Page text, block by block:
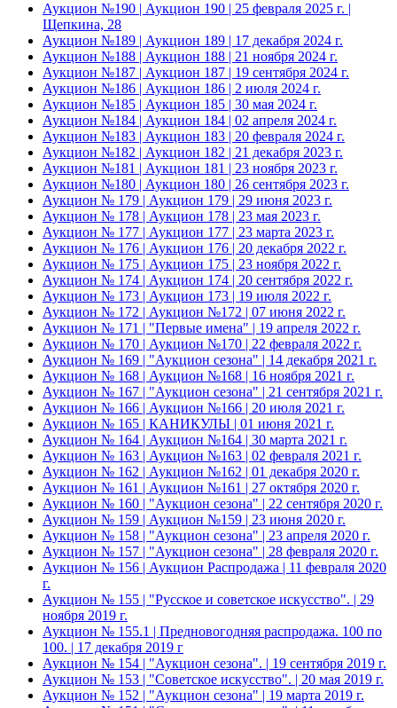
Аукцион №190 | Аукцион 190 | 25 февраля 2025 г. |
Щепкина, 28
Аукцион №189 | Аукцион 189 | 17 декабря 2024 г.
Аукцион №188 | Аукцион 188 | 21 ноября 2024 г.
Аукцион №187 | Аукцион 187 | 19 сентября 2024 г.
Аукцион №186 | Аукцион 186 | 2 июля 2024 г.
Аукцион №185 | Аукцион 185 | 30 мая 2024 г.
Аукцион №184 | Аукцион 184 | 02 апреля 2024 г.
Аукцион №183 | Аукцион 183 | 20 февраля 2024 г.
Аукцион №182 | Аукцион 182 | 21 декабря 2023 г.
Аукцион №181 | Аукцион 181 | 23 ноября 2023 г.
Аукцион №180 | Аукцион 180 | 26 сентября 2023 г.
Аукцион № 179 | Аукцион 179 | 29 июня 2023 г.
Аукцион № 178 | Аукцион 178 | 23 мая 2023 г.
Аукцион № 177 | Аукцион 177 | 23 марта 2023 г.
Аукцион № 176 | Аукцион 176 | 20 декабря 2022 г.
Аукцион № 175 | Аукцион 175 | 23 ноября 2022 г.
Аукцион № 174 | Аукцион 174 | 20 сентября 2022 г.
Аукцион № 173 | Аукцион 173 | 19 июля 2022 г.
Аукцион № 172 | Аукцион №172 | 07 июня 2022 г.
Аукцион № 171 | "Первые имена" | 19 апреля 2022 г.
Аукцион № 170 | Аукцион №170 | 22 февраля 2022 г.
Аукцион № 169 | "Аукцион сезона" | 14 декабря 2021 г.
Аукцион № 168 | Аукцион №168 | 16 ноября 2021 г.
Аукцион № 167 | "Аукцион сезона" | 21 сентября 2021 г.
Аукцион № 166 | Аукцион №166 | 20 июля 2021 г.
Аукцион № 165 | КАНИКУЛЫ | 01 июня 2021 г.
Аукцион № 164 | Аукцион №164 | 30 марта 2021 г.
Аукцион № 163 | Аукцион №163 | 02 февраля 2021 г.
Аукцион № 162 | Аукцион №162 | 01 декабря 2020 г.
Аукцион № 161 | Аукцион №161 | 27 октября 2020 г.
Аукцион № 160 | "Аукцион сезона" | 22 сентября 2020 г.
Аукцион № 159 | Аукцион №159 | 23 июня 2020 г.
Аукцион № 158 | "Аукцион сезона" | 23 апреля 2020 г.
Аукцион № 157 | "Аукцион сезона" | 28 февраля 2020 г.
Аукцион № 156 | Аукцион Распродажа | 11 февраля 2020
г.
Аукцион № 155 | "Русское и советское искусство". | 29
ноября 2019 г.
Аукцион № 155.1 | Предновогодняя распродажа. 100 по
100. | 17 декабря 2019 г
Аукцион № 154 | "Аукцион сезона". | 19 сентября 2019 г.
Аукцион № 153 | "Советское искусство". | 20 мая 2019 г.
Аукцион № 152 | "Аукцион сезона" | 19 марта 2019 г.